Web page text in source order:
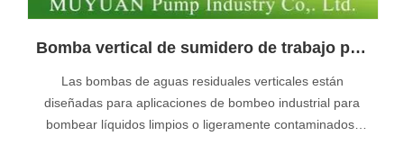
Bomba vertical de sumidero de trabajo pesado
Las bombas de aguas residuales verticales están
diseñadas para aplicaciones de bombeo industrial para
bombear líquidos limpios o ligeramente contaminados,